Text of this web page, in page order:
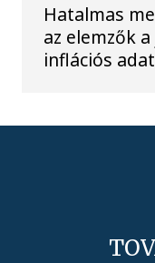
Hatalmas
az elemzők
inflációs